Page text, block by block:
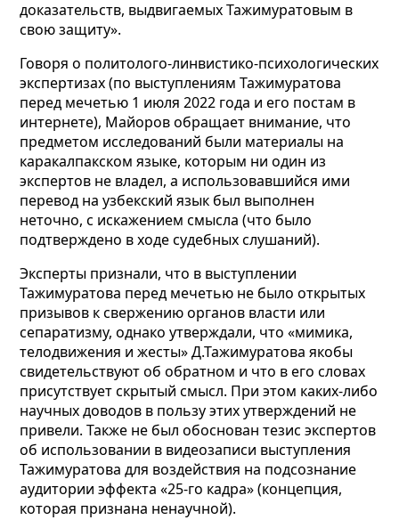
доказательств, выдвигаемых Тажимуратовым в
свою защиту».
Говоря о политолого-линвистико-психологических
экспертизах (по выступлениям Тажимуратова
перед мечетью 1 июля 2022 года и его постам в
интернете), Майоров обращает внимание, что
предметом исследований были материалы на
каракалпакском языке, которым ни один из
экспертов не владел, а использовавшийся ими
перевод на узбекский язык был выполнен
неточно, с искажением смысла (что было
подтверждено в ходе судебных слушаний).
Эксперты признали, что в выступлении
Тажимуратова перед мечетью не было открытых
призывов к свержению органов власти или
сепаратизму, однако утверждали, что «мимика,
телодвижения и жесты» Д.Тажимуратова якобы
свидетельствуют об обратном и что в его словах
присутствует скрытый смысл. При этом каких-либо
научных доводов в пользу этих утверждений не
привели. Также не был обоснован тезис экспертов
об использовании в видеозаписи выступления
Тажимуратова для воздействия на подсознание
аудитории эффекта «25-го кадра» (концепция,
которая признана ненаучной).